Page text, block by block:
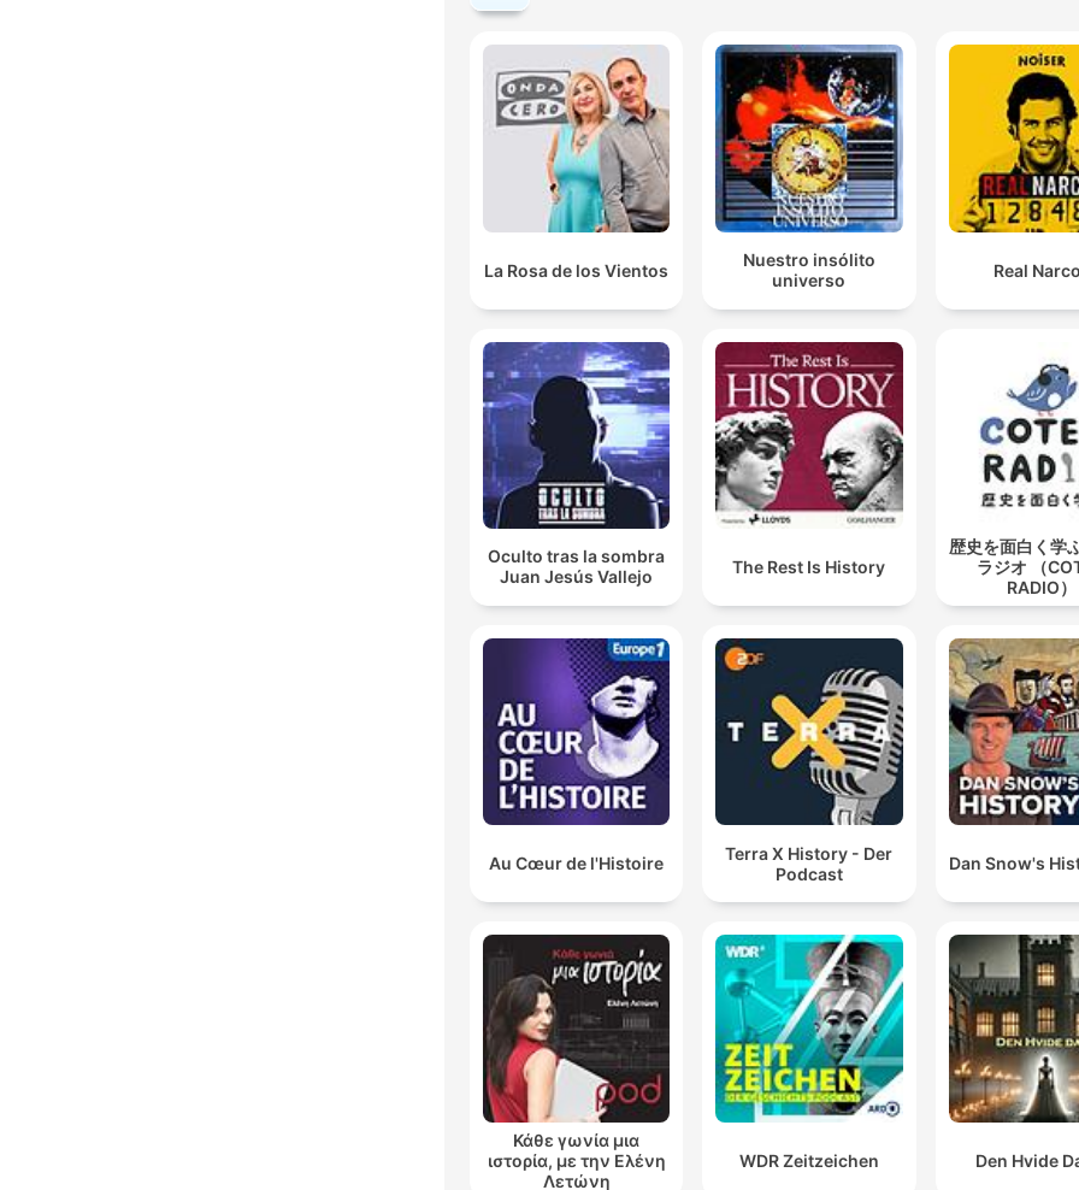
La Rosa de los Vientos
Nuestro insólito
universo
Real
Oculto tras la sombra
Juan Jesús Vallejo
The Rest Is History
歴史を面白く学
ラジオ （
RADIO）
Au Cœur de l'Histoire
Terra X History - Der
Podcast
Dan Snow's
Κάθε γωνία μια
ιστορία, με την Ελένη
Λετώνη
WDR Zeitzeichen Den Hvide